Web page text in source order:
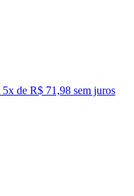
5x de R$ 71,98 sem juros